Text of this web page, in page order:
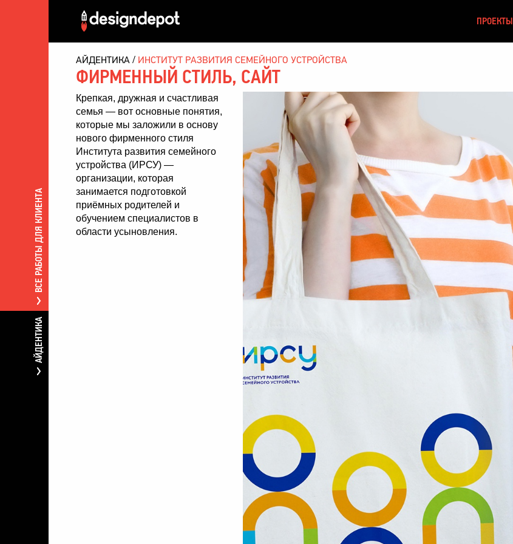
ПРОЕКТЫ
ВСЕ РАБОТЫ ДЛЯ КЛИЕНТА
АЙДЕНТИКА
АЙДЕНТИКА ИНСТИТУТ РАЗВИТИЯ СЕМЕЙНОГО УСТРОЙСТВА
ФИРМЕННЫЙ СТИЛЬ, САЙТ
Крепкая, дружная и счастливая
семья — вот основные понятия,
которые мы заложили в основу
нового фирменного стиля
Института развития семейного
устройства (ИРСУ) —
организации, которая
занимается подготовкой
приёмных родителей и
обучением специалистов в
области усыновления.